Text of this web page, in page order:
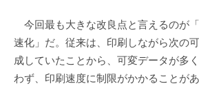
今回最も大きな改良点と言えるのが
速化」だ。従来は、印刷しながら次の
成していたことから、可変データが多
わず、印刷速度に制限がかかることが